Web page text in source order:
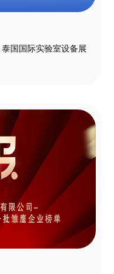
国国际实验室设备展